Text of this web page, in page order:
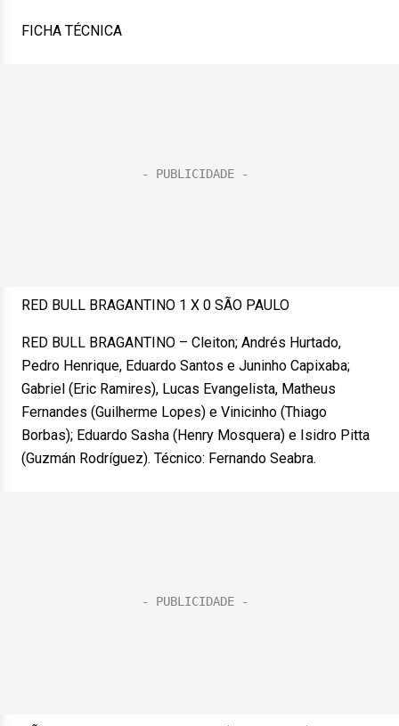
FICHA TÉCNICA
RED BULL BRAGANTINO 1 X 0 SÃO PAULO
RED BULL BRAGANTINO – Cleiton; Andrés Hurtado,
Pedro Henrique, Eduardo Santos e Juninho Capixaba;
Gabriel (Eric Ramires), Lucas Evangelista, Matheus
Fernandes (Guilherme Lopes) e Vinicinho (Thiago
Borbas); Eduardo Sasha (Henry Mosquera) e Isidro Pitta
(Guzmán Rodríguez). Técnico: Fernando Seabra.